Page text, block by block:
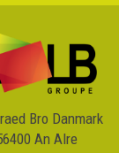
Bro Danmark
An Alre